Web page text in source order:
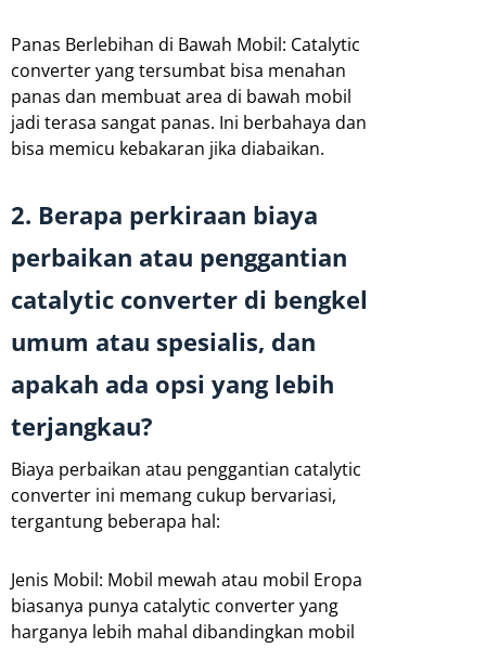
Panas Berlebihan di Bawah Mobil: Catalytic
converter yang tersumbat bisa menahan
panas dan membuat area di bawah mobil
jadi terasa sangat panas. Ini berbahaya dan
bisa memicu kebakaran jika diabaikan.
2. Berapa perkiraan biaya
perbaikan atau penggantian
catalytic converter di bengkel
umum atau spesialis, dan
apakah ada opsi yang lebih
terjangkau?
Biaya perbaikan atau penggantian catalytic
converter ini memang cukup bervariasi,
tergantung beberapa hal:
Jenis Mobil: Mobil mewah atau mobil Eropa
biasanya punya catalytic converter yang
harganya lebih mahal dibandingkan mobil